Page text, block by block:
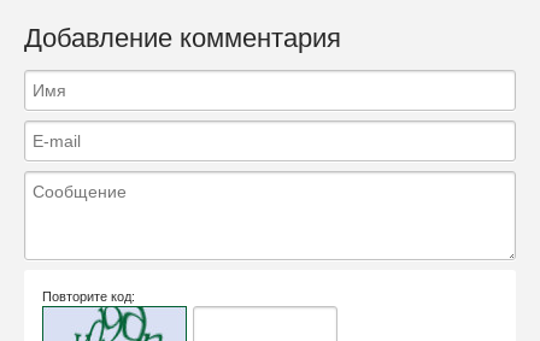
Добавление комментария
Повторите код: